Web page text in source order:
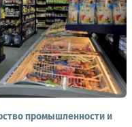
промышленности и